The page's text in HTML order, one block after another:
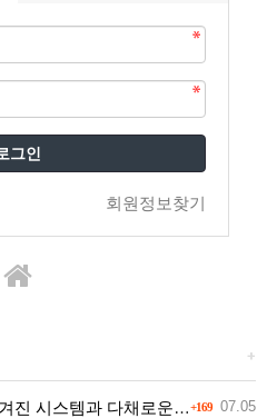
그인
회원정보찾기
+
+169 07.05
과 다채로운 인력 풀의 진실